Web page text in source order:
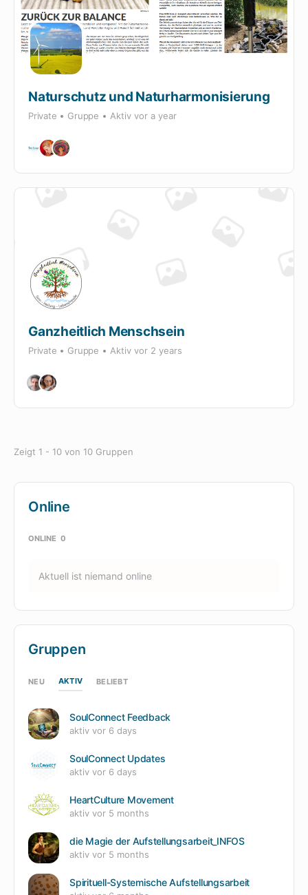
Naturschutz und Naturharmonisierung
Private Gruppe Aktiv vor a year
Ganzheitlich Menschsein
Private Gruppe Aktiv vor 2 years
Zeigt 1 - 10 von 10 Gruppen
Online
ONLINE 0
Aktuell ist niemand online
Gruppen
NEU AKTIV BELIEBT
SoulConnect Feedback
aktiv vor 6 days
SoulConnect Updates
aktiv vor 6 days
HeartCulture Movement
aktiv vor 5 months
die Magie der Aufstellungsarbeit_INFOS
aktiv vor 5 months
Spirituell-Systemische Aufstellungsarbeit